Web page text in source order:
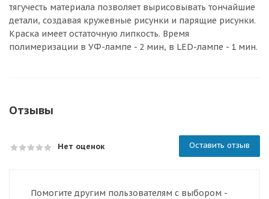
тягучесть материала позволяет вырисовывать тончайшие
детали, создавая кружевные рисунки и парящие рисунки.
Краска имеет остаточную липкость. Время
полимеризации в УФ-лампе - 2 мин, в LED-лампе - 1 мин.
Отзывы
Нет оценок Оставить отзыв
Помогите другим пользователям с выбором -